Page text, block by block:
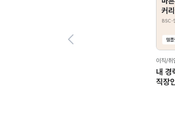
이직/취
내 경
직장